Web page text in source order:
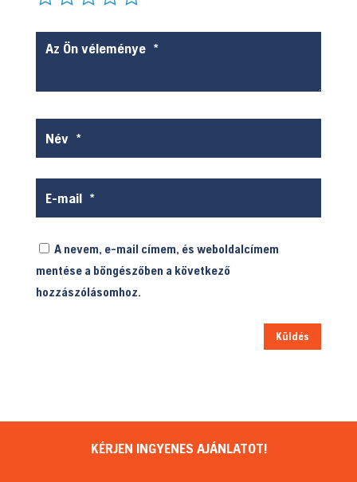
A nevem, e-mail címem, és weboldalcímem
mentése a böngészőben a következő
hozzászólásomhoz.
Küldés
KÉRJEN INGYENES AJÁNLATOT!